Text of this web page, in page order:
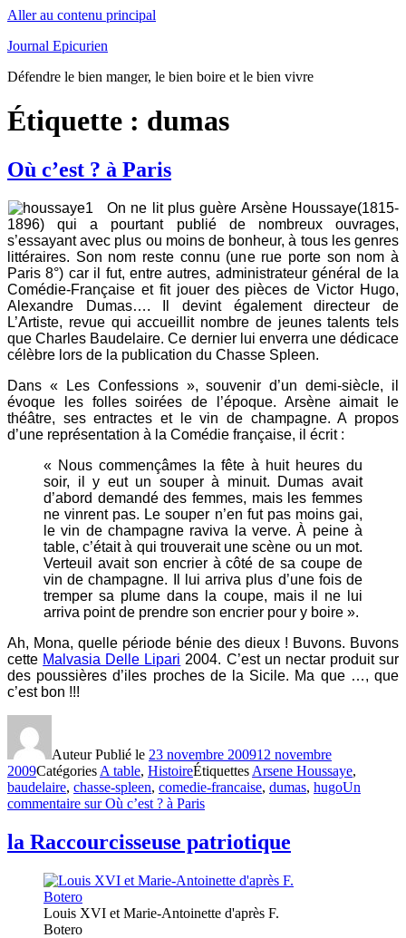
Aller au contenu principal
Journal Epicurien
Défendre le bien manger, le bien boire et le bien vivre
Étiquette : dumas
Où c’est ? à Paris
On ne lit plus guère Arsène Houssaye(1815-
1896) qui a pourtant publié de nombreux ouvrages,
s’essayant avec plus ou moins de bonheur, à tous les genres
littéraires. Son nom reste connu (une rue porte son nom à
Paris 8°) car il fut, entre autres, administrateur général de la
Comédie-Française et fit jouer des pièces de Victor Hugo,
Alexandre Dumas…. Il devint également directeur de
L’Artiste, revue qui accueillit nombre de jeunes talents tels
que Charles Baudelaire. Ce dernier lui enverra une dédicace
célèbre lors de la publication du Chasse Spleen.
Dans « Les Confessions », souvenir d’un demi-siècle, il
évoque les folles soirées de l’époque. Arsène aimait le
théâtre, ses entractes et le vin de champagne. A propos
d’une représentation à la Comédie française, il écrit :
« Nous commençâmes la fête à huit heures du
soir, il y eut un souper à minuit. Dumas avait
d’abord demandé des femmes, mais les femmes
ne vinrent pas. Le souper n’en fut pas moins gai,
le vin de champagne raviva la verve. À peine à
table, c’était à qui trouverait une scène ou un mot.
Verteuil avait son encrier à côté de sa coupe de
vin de champagne. Il lui arriva plus d’une fois de
tremper sa plume dans la coupe, mais il ne lui
arriva point de prendre son encrier pour y boire ».
Ah, Mona, quelle période bénie des dieux ! Buvons. Buvons
cette Malvasia Delle Lipari 2004. C’est un nectar produit sur
des poussières d’iles proches de la Sicile. Ma que …, que
c’est bon !!!
AuteurPublié le 23 novembre 200912 novembre
2009Catégories A table, HistoireÉtiquettes Arsene Houssaye,
baudelaire, chasse-spleen, comedie-francaise, dumas, hugoUn
commentaire sur Où c’est ? à Paris
la Raccourcisseuse patriotique
Louis XVI et Marie-Antoinette d'après F.
Botero